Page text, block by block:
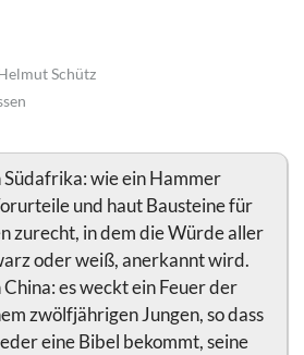
Schütz
wie ein Hammer
und haut Bausteine für
zurecht, in dem die Würde aller
oder weiß, anerkannt wird.
es weckt ein Feuer der
zwölfjährigen Jungen, so dass
eine Bibel bekommt, seine